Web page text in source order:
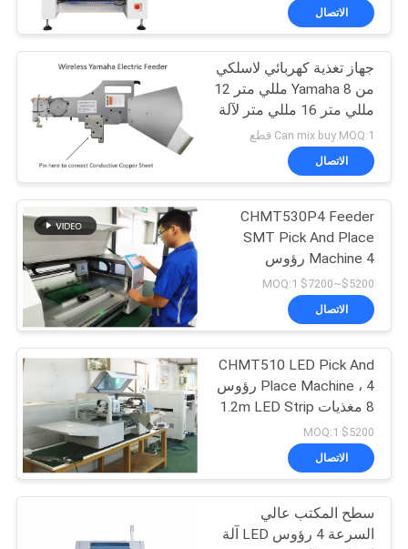
SHOPPING
ON
LINE
خريطة
الموقع
سياسة
الخصوصية
الاتصال
جهاز تغذية كهربائي لاسلكي
من Yamaha 8 مللي متر 12
مللي متر 16 مللي متر لآلة
آلة SMT Charmhigh
Can mix buy MOQ:1 قطع
الاتصال
CHMT530P4 Feeder
SMT Pick And Place
Machine 4 رؤوس
Yamaha Feeder
$5200~$7200 MOQ:1
الاتصال
CHMT510 LED Pick And
Place Machine ، 4 رؤوس
8 مغذيات 1.2m LED Strip
Small SMT Machine
$5200 MOQ:1
الاتصال
سطح المكتب عالي
السرعة 4 رؤوس LED آلة